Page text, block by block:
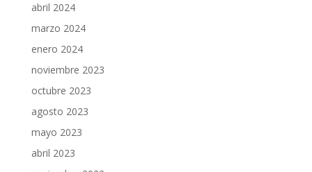
abril 2024
marzo 2024
enero 2024
noviembre 2023
octubre 2023
agosto 2023
mayo 2023
abril 2023